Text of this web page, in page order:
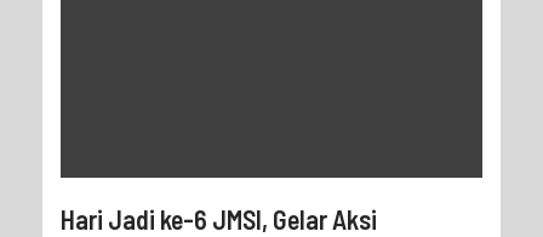
Hari Jadi ke-6 JMSI, Gelar Aksi